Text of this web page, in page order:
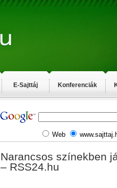
E-Sajttáj Konferenciák
Web
Narancsos színekben
– RSS24.hu